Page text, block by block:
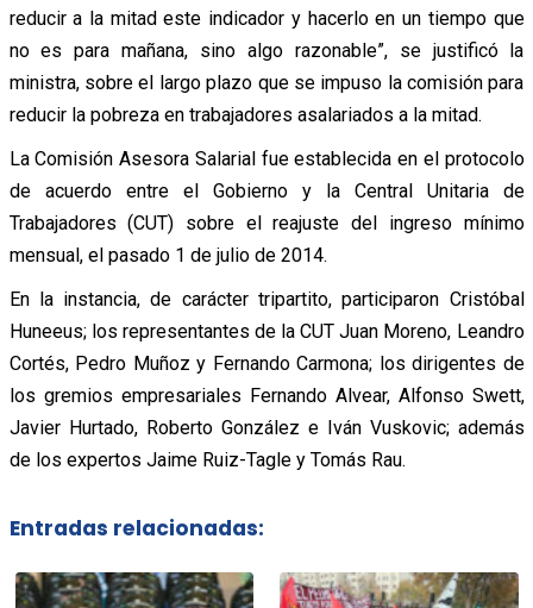
reducir a la mitad este indicador y hacerlo en un tiempo que
no es para mañana, sino algo razonable”, se justificó la
ministra, sobre el largo plazo que se impuso la comisión para
reducir la pobreza en trabajadores asalariados a la mitad.
La Comisión Asesora Salarial fue establecida en el protocolo
de acuerdo entre el Gobierno y la Central Unitaria de
Trabajadores (CUT) sobre el reajuste del ingreso mínimo
mensual, el pasado 1 de julio de 2014.
En la instancia, de carácter tripartito, participaron Cristóbal
Huneeus; los representantes de la CUT Juan Moreno, Leandro
Cortés, Pedro Muñoz y Fernando Carmona; los dirigentes de
los gremios empresariales Fernando Alvear, Alfonso Swett,
Javier Hurtado, Roberto González e Iván Vuskovic; además
de los expertos Jaime Ruiz-Tagle y Tomás Rau.
Entradas relacionadas: